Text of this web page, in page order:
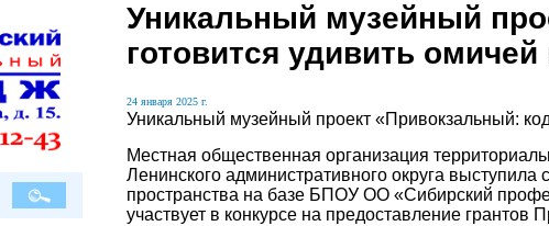
Уникальный музейный
готовится удивить
24 января 2025 г.
Уникальный музейный проект «Привокзальный:
Местная общественная организация
Ленинского административного округа
пространства на базе БПОУ ОО «Сибирский
участвует в конкурсе на предоставление грантов